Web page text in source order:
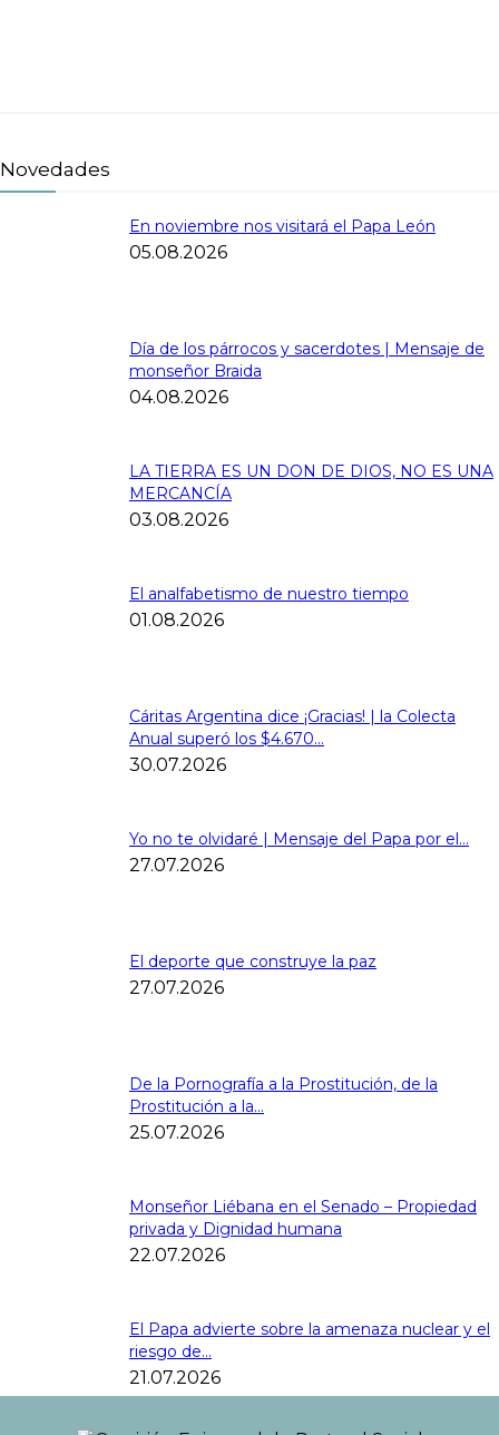
Novedades
En noviembre nos visitará el Papa León
05.08.2026
Día de los párrocos y sacerdotes | Mensaje de
monseñor Braida
04.08.2026
LA TIERRA ES UN DON DE DIOS, NO ES UNA
MERCANCÍA
03.08.2026
El analfabetismo de nuestro tiempo
01.08.2026
Cáritas Argentina dice ¡Gracias! | la Colecta
Anual superó los $4.670...
30.07.2026
Yo no te olvidaré | Mensaje del Papa por el...
27.07.2026
El deporte que construye la paz
27.07.2026
De la Pornografía a la Prostitución, de la
Prostitución a la...
25.07.2026
Monseñor Liébana en el Senado – Propiedad
privada y Dignidad humana
22.07.2026
El Papa advierte sobre la amenaza nuclear y el
riesgo de...
21.07.2026